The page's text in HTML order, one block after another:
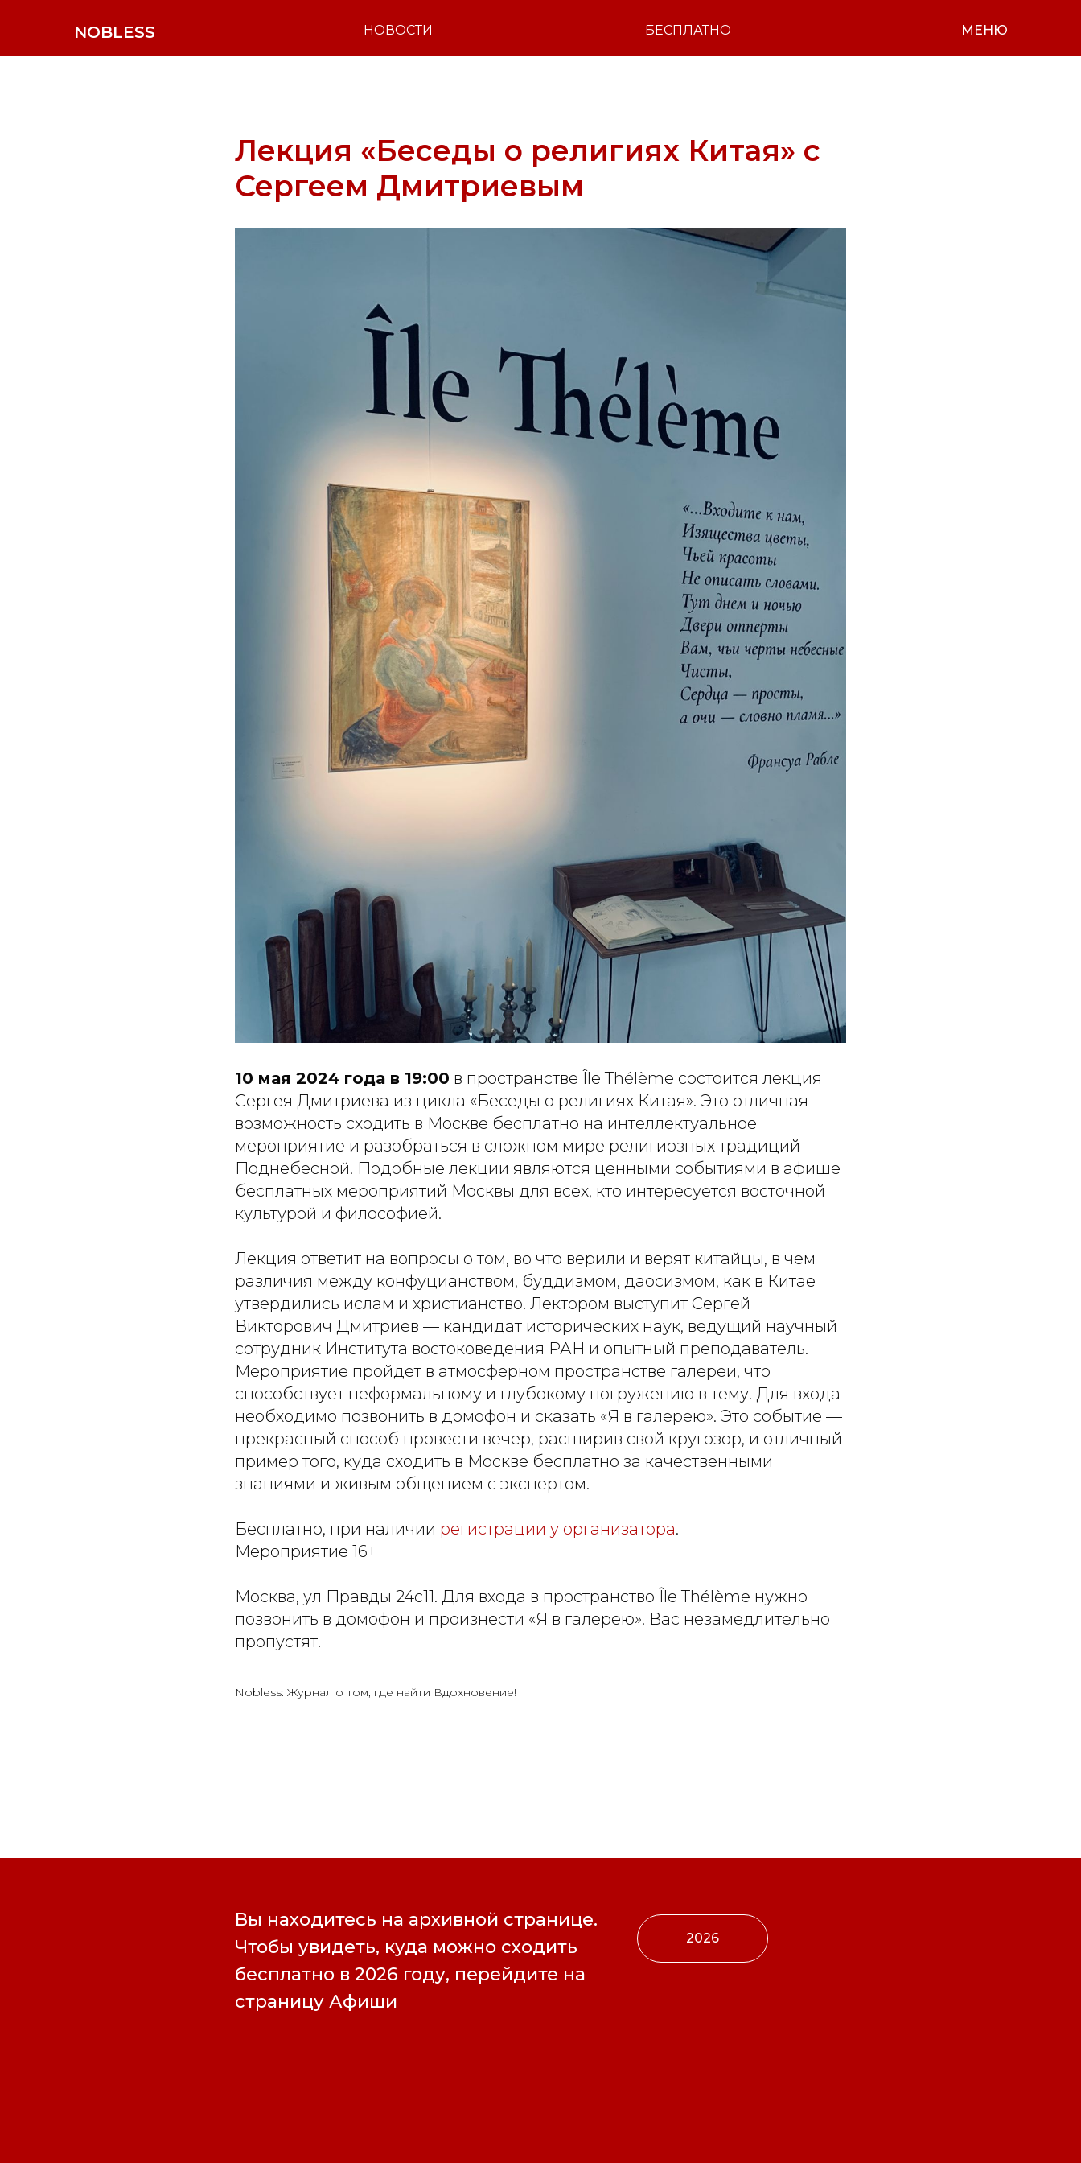
NOBLESS МЕНЮ
НОВОСТИ БЕСПЛАТНО
Лекция «Беседы о религиях Китая» с
Сергеем Дмитриевым
10 мая 2024 года в 19:00 в пространстве Île Thélème состоится лекция
Сергея Дмитриева из цикла «Беседы о религиях Китая». Это отличная
возможность сходить в Москве бесплатно на интеллектуальное
мероприятие и разобраться в сложном мире религиозных традиций
Поднебесной. Подобные лекции являются ценными событиями в афише
бесплатных мероприятий Москвы для всех, кто интересуется восточной
культурой и философией.
Лекция ответит на вопросы о том, во что верили и верят китайцы, в чем
различия между конфуцианством, буддизмом, даосизмом, как в Китае
утвердились ислам и христианство. Лектором выступит Сергей
Викторович Дмитриев — кандидат исторических наук, ведущий научный
сотрудник Института востоковедения РАН и опытный преподаватель.
Мероприятие пройдет в атмосферном пространстве галереи, что
способствует неформальному и глубокому погружению в тему. Для входа
необходимо позвонить в домофон и сказать «Я в галерею». Это событие —
прекрасный способ провести вечер, расширив свой кругозор, и отличный
пример того, куда сходить в Москве бесплатно за качественными
знаниями и живым общением с экспертом.
Бесплатно, при наличии регистрации у организатора.
Мероприятие 16+
Москва, ул Правды 24с11. Для входа в пространство Île Thélème нужно
позвонить в домофон и произнести «Я в галерею». Вас незамедлительно
пропустят.
Nobless: Журнал о том, где найти Вдохновение!
Вы находитесь на архивной странице.
Чтобы увидеть, куда можно сходить
бесплатно в 2026 году, перейдите на
страницу Афиши
2026